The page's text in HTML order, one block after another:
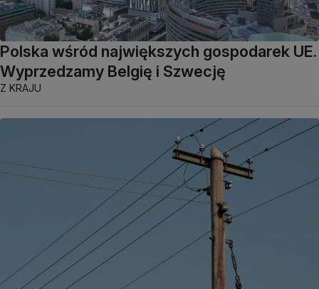
Polska wśród największych gospodarek UE.
Wyprzedzamy Belgię i Szwecję
Z KRAJU